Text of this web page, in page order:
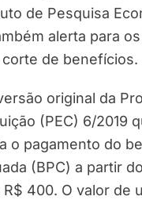
de Pesquisa
alerta para
de benefícios.
original da
(PEC) 6/2019
o pagamento do
(BPC) a partir
400. O valor de